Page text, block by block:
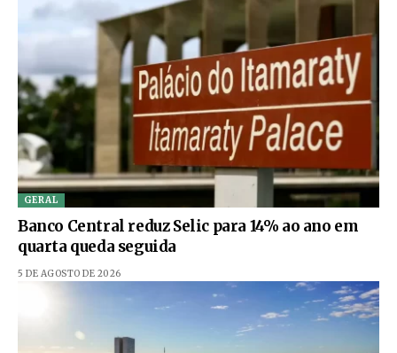
GERAL
Banco Central reduz Selic para 14% ao ano em
quarta queda seguida
5 DE AGOSTO DE 2026